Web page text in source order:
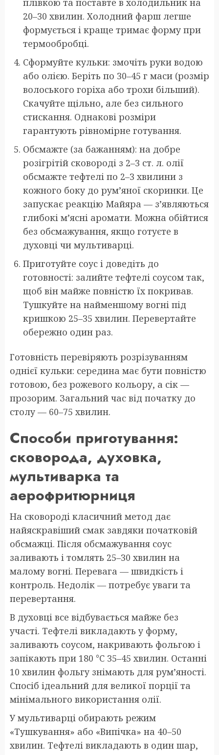
20–30 хвилин. Холодний фарш легше
формується і краще тримає форму при
термообробці.
Сформуйте кульки: змочіть руки водою
або олією. Беріть по 30–45 г маси (розмір
волоського горіха або трохи більший).
Скачуйте щільно, але без сильного
стискання. Однакові розміри
гарантують рівномірне готування.
Обсмажте (за бажанням): на добре
розігрітій сковороді з 2–3 ст. л. олії
обсмажте тефтелі по 2–3 хвилини з
кожного боку до рум’яної скоринки. Це
запускає реакцію Майяра — з’являються
глибокі м’ясні аромати. Можна обійтися
без обсмажування, якщо готуєте в
духовці чи мультиварці.
Приготуйте соус і доведіть до
готовності: залийте тефтелі соусом так,
щоб він майже повністю їх покривав.
Тушкуйте на найменшому вогні під
кришкою 25–35 хвилин. Перевертайте
обережно один раз.
Готовність перевіряють розрізуванням
однієї кульки: середина має бути повністю
готовою, без рожевого кольору, а сік —
прозорим. Загальний час від початку до
столу — 60–75 хвилин.
Способи приготування:
сковорода, духовка,
мультиварка та
аерофритюрниця
На сковороді класичний метод дає
найяскравіший смак завдяки початковій
обсмажці. Після обсмажування соус
заливають і томлять 25–30 хвилин на
малому вогні. Перевага — швидкість і
контроль. Недолік — потребує уваги та
перевертання.
В духовці все відбувається майже без
участі. Тефтелі викладають у форму,
заливають соусом, накривають фольгою і
запікають при 180 °C 35–45 хвилин. Останні
10 хвилин фольгу знімають для рум’яності.
Спосіб ідеальний для великої порції та
мінімального використання олії.
У мультиварці обирають режим
«Тушкування» або «Випічка» на 40–50
хвилин. Тефтелі викладають в один шар,